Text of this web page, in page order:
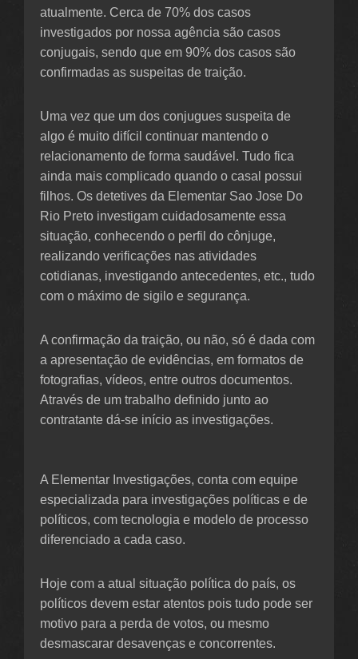
atualmente. Cerca de 70% dos casos
investigados por nossa agência são casos
conjugais, sendo que em 90% dos casos são
confirmadas as suspeitas de traição.
Uma vez que um dos conjugues suspeita de
algo é muito difícil continuar mantendo o
relacionamento de forma saudável. Tudo fica
ainda mais complicado quando o casal possui
filhos. Os detetives da Elementar Sao Jose Do
Rio Preto investigam cuidadosamente essa
situação, conhecendo o perfil do cônjuge,
realizando verificações nas atividades
cotidianas, investigando antecedentes, etc., tudo
com o máximo de sigilo e segurança.
A confirmação da traição, ou não, só é dada com
a apresentação de evidências, em formatos de
fotografias, vídeos, entre outros documentos.
Através de um trabalho definido junto ao
contratante dá-se início as investigações.
A Elementar Investigações, conta com equipe
especializada para investigações políticas e de
políticos, com tecnologia e modelo de processo
diferenciado a cada caso.
Hoje com a atual situação política do país, os
políticos devem estar atentos pois tudo pode ser
motivo para a perda de votos, ou mesmo
desmascarar desavenças e concorrentes.